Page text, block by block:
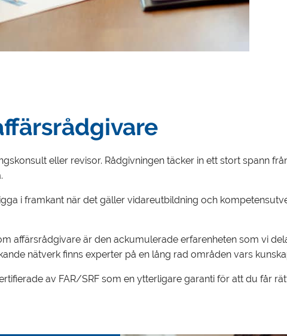
eller revisor. Rådgivningen täcker in ett stort spann
i framkant när det gäller vidareutbildning och
affärsrådgivare är den ackumulerade erfarenheten som vi
nätverk finns experter på en lång rad områden vars
av FAR/SRF som en ytterligare garanti för att du får